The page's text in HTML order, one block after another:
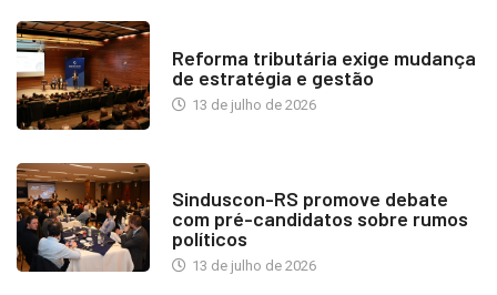
Reforma tributária exige mudança
de estratégia e gestão
13 de julho de 2026
Sinduscon-RS promove debate
com pré-candidatos sobre rumos
políticos
13 de julho de 2026